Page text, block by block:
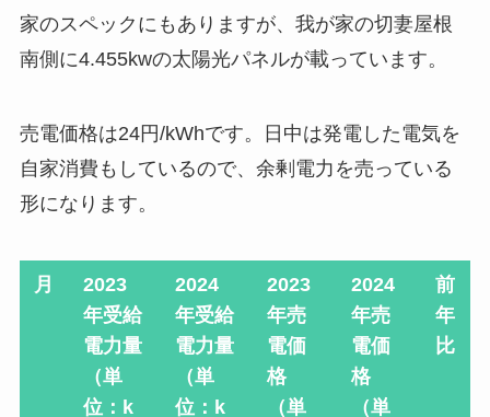
家のスペックにもありますが、我が家の切妻屋根
南側に4.455kwの太陽光パネルが載っています。
売電価格は24円/kWhです。日中は発電した電気を
自家消費もしているので、余剰電力を売っている
形になります。
月
2023
年受給
電力量
（単
位：k
2024
年受給
電力量
（単
位：k
2023
年売
電価
格
（単
2024
年売
電価
格
（単
前
年
比